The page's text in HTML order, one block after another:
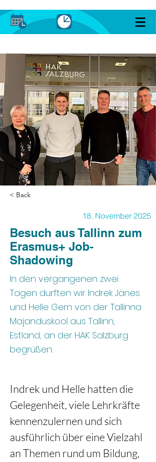
< Back
18. November 2025
Besuch aus Tallinn zum
Erasmus+ Job-
Shadowing
In den vergangenen zwei
Tagen durften wir Indrek Jänes
und Helle Gern von der Tallinna
Majanduskool aus Tallinn,
Estland, an der HAK Salzburg
begrüßen.
Indrek und Helle hatten die
Gelegenheit, viele Lehrkräfte
kennenzulernen und sich
ausführlich über eine Vielzahl
an Themen rund um Bildung,